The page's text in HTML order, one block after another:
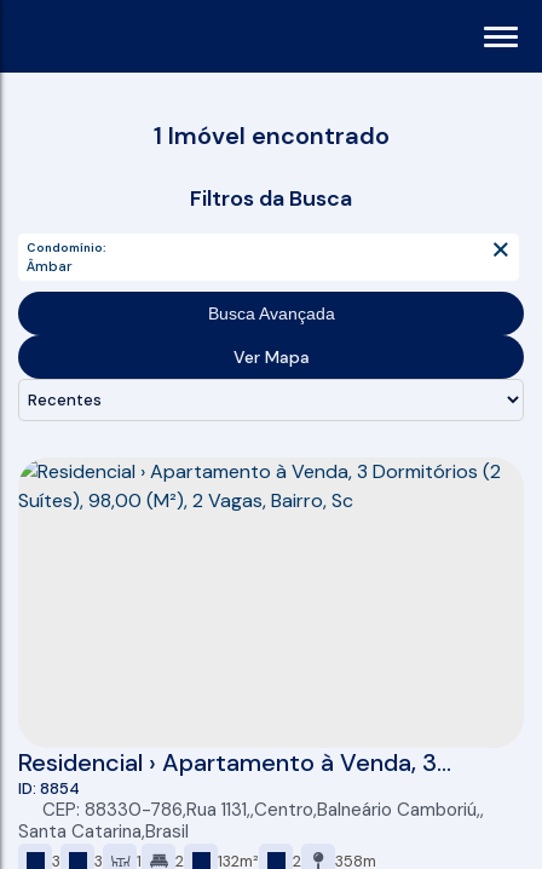
1 Imóvel encontrado
Condomínio:
Âmbar
Busca Avançada
Ver Mapa
Residencial › Apartamento à Venda, 3
Dormitórios (2 Suítes), 98,00 (M²), 2 Vagas,
Bairro, Sc
8854
CEP: 88330-786,Rua 1131 ,Centro,Balneário Camboriú ,
Santa Catarina,Brasil
3 3 1 2 132m² 2 358m